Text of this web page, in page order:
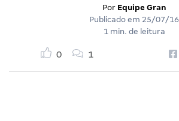
Por Equipe Gran
Publicado em 25/07/16
1 min. de leitura
0 1